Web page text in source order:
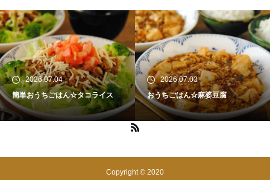
2026.07.04
簡単おうちごはん☆タコライス
2026.07.03
おうちごはん☆麻婆豆腐
Copyright © 2020